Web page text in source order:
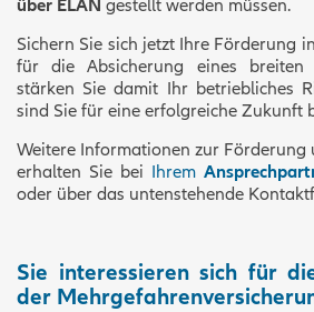
über ELAN gestellt werden müssen.
Sichern Sie sich jetzt Ihre Förderung
für die Absicherung eines breiten
stärken Sie damit Ihr betriebliches
sind Sie für eine erfolgreiche Zukunft
Weitere Informationen zur Förderung
erhalten Sie bei Ihrem
oder über das untenstehende
Sie interessieren sich für
der